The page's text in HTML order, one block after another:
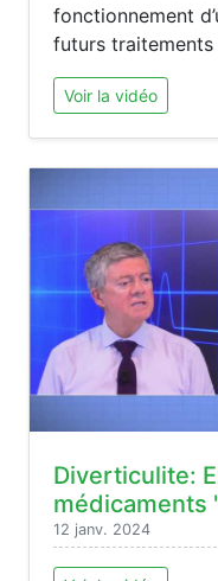
fonctionnement
futurs traitements
Voir la vidéo
Diverticulite:
médicaments
12 janv. 2024